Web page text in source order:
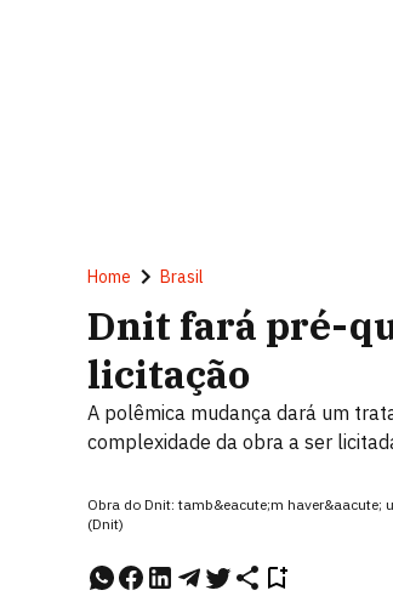
Home Brasil
Dnit fará pré-
licitação
A polêmica mudança dará um
complexidade da obra a ser
Obra do Dnit: tamb&eacute;m
(Dnit)